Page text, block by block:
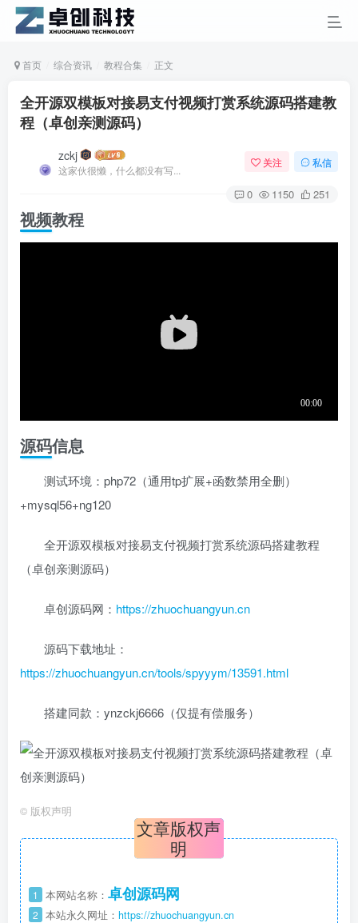
首页 综合资讯 教程合集 正文
全开源双模板对接易支付视频打赏系统源码搭建教
程（卓创亲测源码）
zckj
这家伙很懒，什么都没有写...
关注 私信
0 1150 251
视频教程
源码信息
测试环境：php72（通用tp扩展+函数禁用全删）
+mysql56+ng120
全开源双模板对接易支付视频打赏系统源码搭建教程
（卓创亲测源码）
卓创源码网： https://zhuochuangyun.cn
源码下载地址：
https://zhuochuangyun.cn/tools/spyyym/13591.html
搭建同款：ynzckj6666（仅提有偿服务）
© 版权声明
文章版权声
明
1 本网站名称： 卓创源码网
2 本站永久网址： https://zhuochuangyun.cn